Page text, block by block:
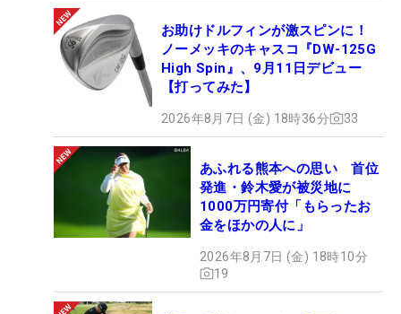
お助けドルフィンが激スピンに！
ノーメッキのキャスコ『DW-125G
High Spin』、9月11日デビュー
【打ってみた】
2026年8月7日 (金) 18時36分 33
あふれる熊本への思い 首位
発進・鈴木愛が被災地に
1000万円寄付「もらったお
金をほかの人に」
2026年8月7日 (金) 18時10分
19